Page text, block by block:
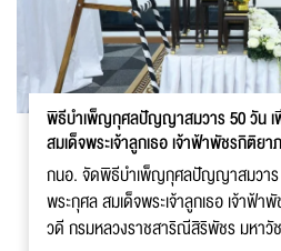
พิธีบำเพ็ญกุศลปัญญาสมวาร 50 วัน เ
สมเด็จพระเจ้าลูกเธอ เจ้าฟ้าพัชรกิติยา
กนอ. จัดพิธีบำเพ็ญกุศลปัญญาสมวาร
พระกุศล สมเด็จพระเจ้าลูกเธอ เจ้าฟ้า
วดี กรมหลวงราชสาริณีสิริพัชร มหาวั